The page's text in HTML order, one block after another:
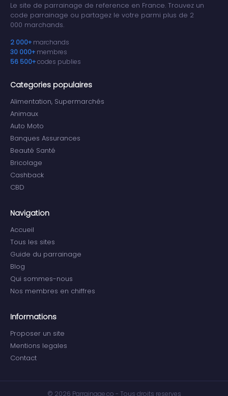
Le site de parrainage de reference en France. Trouvez un
code parrainage ou partagez le votre parmi plus de 2
000 marchands.
2 000+ marchands
30 000+ membres
56 500+codes publies
Categories populaires
Alimentation, Supermarchés
Animaux
Auto Moto
Banques Assurances
Beauté Santé
Bricolage
Cashback
CBD
Navigation
Accueil
Tous les sites
Guide du parrainage
Blog
Qui sommes-nous
Nos membres en chiffres
Informations
Proposer un site
Mentions legales
Contact
© 2026 Parrainage.co - Tous droits reserves